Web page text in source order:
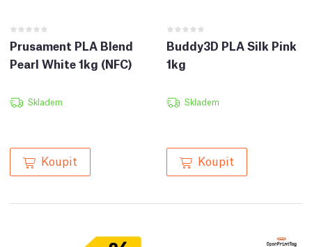
Prusament PLA Blend
Pearl White 1kg (NFC)
Skladem
Koupit
Buddy3D PLA Silk Pink
1kg
Skladem
Koupit